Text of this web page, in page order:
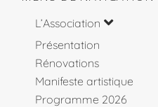
L’Association
Présentation
Rénovations
Manifeste artistique
Programme 2026